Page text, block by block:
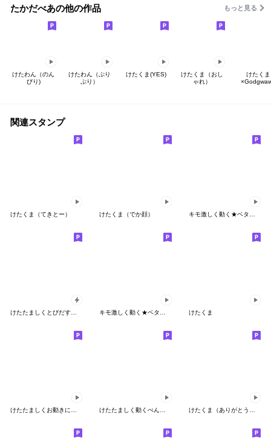
たかだべあの他の作品 もっと見る
けたわん（のん
びり)
けたわん（ぷり
ぷり）
けたくま(YES)
けたくま（おし
ゃれ）
けたくま
関連スタンプ
けたくま（てきとー） けたくま（でか顔） キモ激しく動く★ベタックマ 15
けたくま